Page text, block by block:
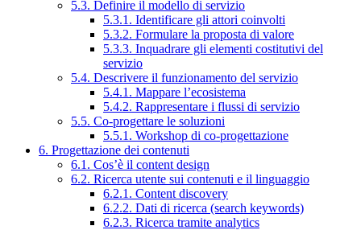
5.3. Definire il modello di servizio
5.3.1. Identificare gli attori coinvolti
5.3.2. Formulare la proposta di valore
5.3.3. Inquadrare gli elementi costitutivi del
servizio
5.4. Descrivere il funzionamento del servizio
5.4.1. Mappare l’ecosistema
5.4.2. Rappresentare i flussi di servizio
5.5. Co-progettare le soluzioni
5.5.1. Workshop di co-progettazione
6. Progettazione dei contenuti
6.1. Cos’è il content design
6.2. Ricerca utente sui contenuti e il linguaggio
6.2.1. Content discovery
6.2.2. Dati di ricerca (search keywords)
6.2.3. Ricerca tramite analytics